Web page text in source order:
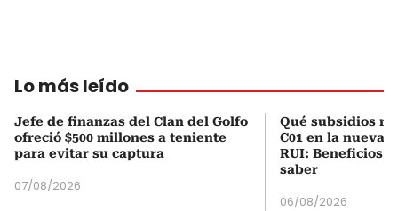
Lo más leído
Jefe de finanzas del Clan del Golfo
ofreció $500 millones a teniente
para evitar su captura
07/08/2026
Qué subsidios
C01 en la nueva
RUI: Beneficios
saber
06/08/2026